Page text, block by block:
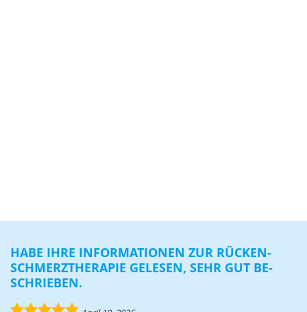
HABE IHRE IN­FOR­MA­TIO­NEN ZUR RÜ­CKEN­
SCHMERZ­THE­RA­PIE GE­LE­SEN, SEHR GUT BE­
SCHRIE­BEN.
5.0